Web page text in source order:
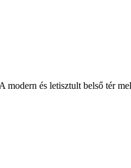
modern és letisztult belső tér